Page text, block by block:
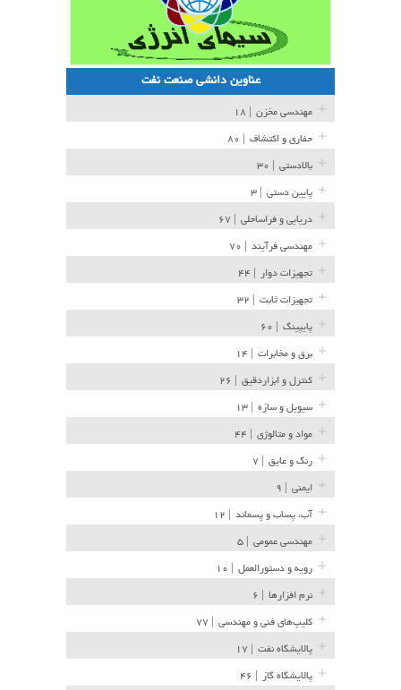
عناوین دانشی صنعت نفت
مهندسی مخزن
حفاری و اکتشاف
بالادستی
پایین دستی
دریایی و فراساحلی
مهندسی فرآیند
تجهیزات دوار
تجهیزات ثابت
پایپینگ
برق و مخابرات
کنترل و ابزاردقیق
سیویل و سازه
مواد و متالوژی
رنگ و عایق
ایمنی
آب، پساب و پسماند
مهندسی عمومی
رویه و دستورالعمل
نرم افزارها
کلیپ‌های فنی و مهندسی
پالایشگاه نفت
پالایشگاه گاز